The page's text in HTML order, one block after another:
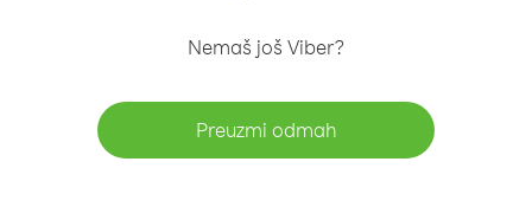
Nemaš još Viber?
Preuzmi odmah